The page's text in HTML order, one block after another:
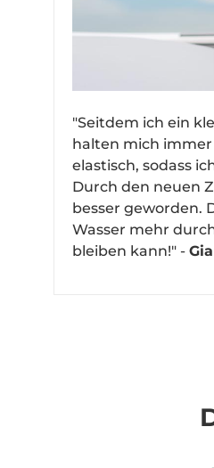
"Seitdem ich ein
halten mich
elastisch, sodass
Durch den neuen
besser geworden.
Wasser mehr
bleiben kann!" -